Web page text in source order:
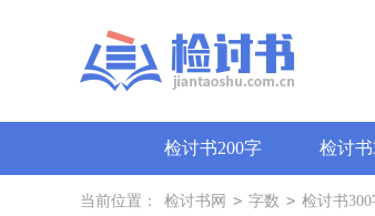
检讨书200字 检讨
当前位置： 检讨书网 > 字数 > 检讨书300